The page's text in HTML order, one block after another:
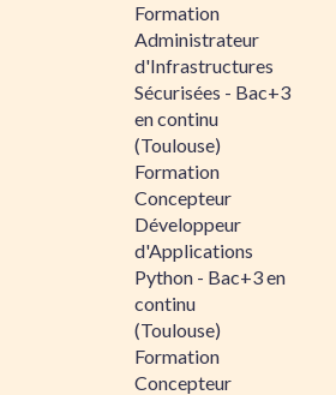
Formation
Administrateur
d'Infrastructures
Sécurisées - Bac+3
en continu
(Toulouse)
Formation
Concepteur
Développeur
d'Applications
Python - Bac+3 en
continu
(Toulouse)
Formation
Concepteur